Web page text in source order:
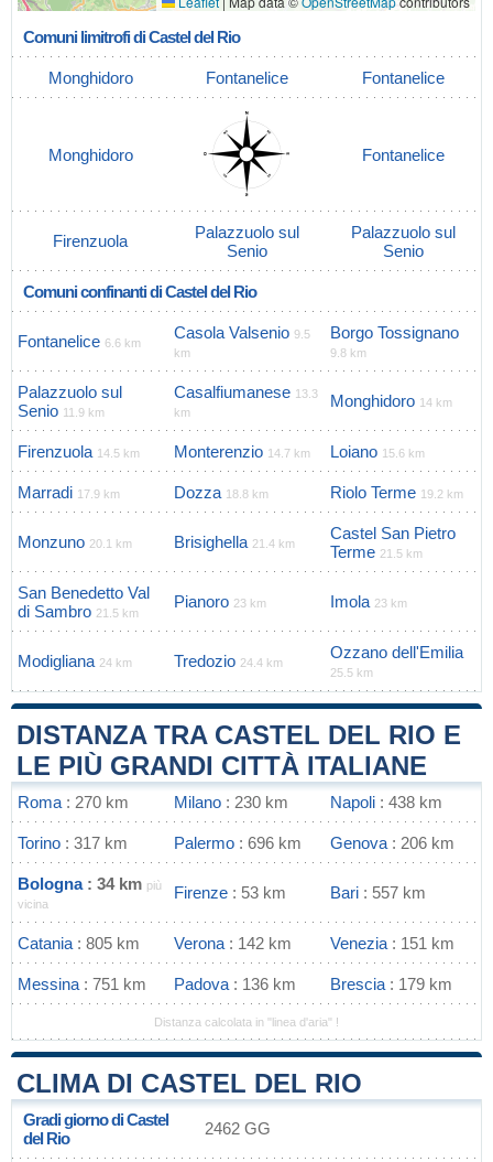
Comuni limitrofi di Castel del Rio
Monghidoro Fontanelice Fontanelice
Monghidoro Fontanelice
Firenzuola
Palazzuolo sul
Senio
Palazzuolo sul
Senio
Comuni confinanti di Castel del Rio
Fontanelice 6.6 km
Casola Valsenio 9.5
km
Borgo Tossignano
9.8 km
Palazzuolo sul
Senio 11.9 km
Casalfiumanese 13.3
km
Monghidoro 14 km
Firenzuola 14.5 km Monterenzio 14.7 km Loiano 15.6 km
Marradi 17.9 km Dozza 18.8 km Riolo Terme 19.2 km
Monzuno 20.1 km Brisighella 21.4 km
Castel San Pietro
Terme 21.5 km
San Benedetto Val
di Sambro 21.5 km
Pianoro 23 km Imola 23 km
Modigliana 24 km Tredozio 24.4 km
Ozzano dell'Emilia
25.5 km
DISTANZA TRA CASTEL DEL RIO E
LE PIÙ GRANDI CITTÀ ITALIANE
Roma : 270 km Milano : 230 km Napoli : 438 km
Torino : 317 km Palermo : 696 km Genova : 206 km
Bologna: 34 km più
vicina
Firenze : 53 km Bari : 557 km
Catania : 805 km Verona : 142 km Venezia : 151 km
Messina : 751 km Padova : 136 km Brescia : 179 km
Distanza calcolata in "linea d'aria" !
CLIMA DI CASTEL DEL RIO
Gradi giorno di Castel
del Rio
2462 GG